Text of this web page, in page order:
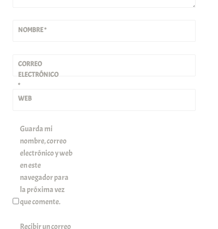
NOMBRE*
CORREO
ELECTRÓNICO
*
WEB
Guarda mi
nombre, correo
electrónico y web
en este
navegador para
la próxima vez
que comente.
Recibir un correo